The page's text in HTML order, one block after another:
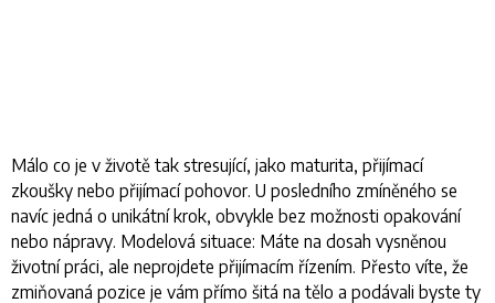
Málo co je v životě tak stresující, jako maturita, přijímací
zkoušky nebo přijímací pohovor. U posledního zmíněného se
navíc jedná o unikátní krok, obvykle bez možnosti opakování
nebo nápravy. Modelová situace: Máte na dosah vysněnou
životní práci, ale neprojdete přijímacím řízením. Přesto víte, že
zmiňovaná pozice je vám přímo šitá na tělo a podávali byste ty